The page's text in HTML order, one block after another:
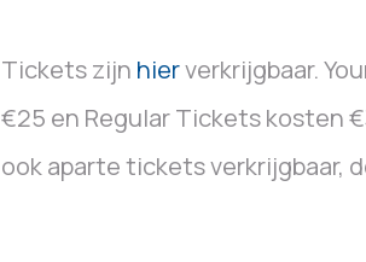
Tickets zijn hierverkrijgbaar.
€25 en Regular Tickets kosten
ook aparte tickets verkrijgbaar,